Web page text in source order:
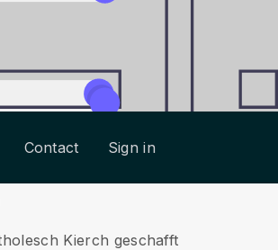
Contact Sign in
Kierch geschafft